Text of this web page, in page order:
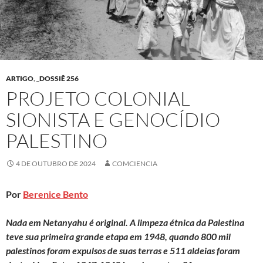
ARTIGO, _DOSSIÊ 256
PROJETO COLONIAL
SIONISTA E GENOCÍDIO
PALESTINO
4 DE OUTUBRO DE 2024 COMCIENCIA
Por Berenice Bento
Nada em Netanyahu é original. A limpeza étnica da Palestina
teve sua primeira grande etapa em 1948, quando 800 mil
palestinos foram expulsos de suas terras e 511 aldeias foram